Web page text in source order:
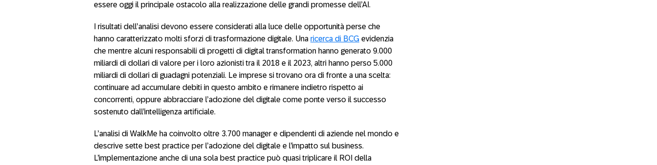
essere oggi il principale ostacolo alla realizzazione delle grandi promesse dell’AI.
I risultati dell’analisi devono essere considerati alla luce delle opportunità perse che
hanno caratterizzato molti sforzi di trasformazione digitale. Una ricerca di BCG evidenzia
che mentre alcuni responsabili di progetti di digital transformation hanno generato 9.000
miliardi di dollari di valore per i loro azionisti tra il 2018 e il 2023, altri hanno perso 5.000
miliardi di dollari di guadagni potenziali. Le imprese si trovano ora di fronte a una scelta:
continuare ad accumulare debiti in questo ambito e rimanere indietro rispetto ai
concorrenti, oppure abbracciare l’adozione del digitale come ponte verso il successo
sostenuto dall’intelligenza artificiale.
L’analisi di WalkMe ha coinvolto oltre 3.700 manager e dipendenti di aziende nel mondo e
descrive sette best practice per l’adozione del digitale e l’impatto sul business.
L’implementazione anche di una sola best practice può quasi triplicare il ROI della